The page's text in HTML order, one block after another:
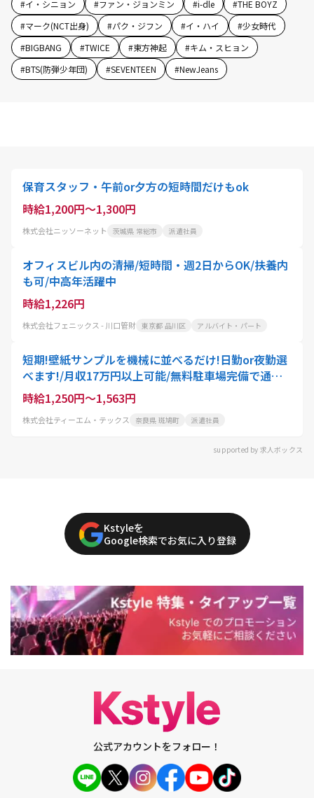
#イ・シニョン #ファン・ジョンミン #i-dle #THE BOYZ
#マーク(NCT出身) #パク・ジフン #イ・ハイ #少女時代
#BIGBANG #TWICE #東方神起 #キム・スヒョン
#BTS(防弾少年団) #SEVENTEEN #NewJeans
保育スタッフ・午前or夕方の短時間だけもok
時給1,200円～1,300円
株式会社ニッソーネット 茨城県 常総市 派遣社員
オフィスビル内の清掃/短時間・週2日からOK/扶養内
も可/中高年活躍中
時給1,226円
株式会社フェニックス - 川口管財 東京都 品川区 アルバイト・パート
短期!壁紙サンプルを機械に並べるだけ!日勤or夜勤選
べます!/月収17万円以上可能/無料駐車場完備で通勤
も快適
時給1,250円～1,563円
株式会社ティーエム・テックス 奈良県 斑鳩町 派遣社員
supported by 求人ボックス
Kstyleを
Google検索でお気に入り登録
公式アカウントをフォロー！